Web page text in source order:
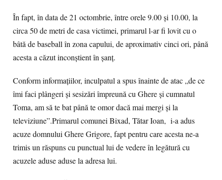
În fapt, în data de 21 octombrie, între orele 9.00 și 10.00, la
circa 50 de metri de casa victimei, primarul l-ar fi lovit cu o
bâtă de baseball în zona capului, de aproximativ cinci ori, până
acesta a căzut inconștient în șanț.
Conform informațiilor, inculpatul a spus înainte de atac „de ce
îmi faci plângeri și sesizări împreună cu Ghere și cumnatul
Toma, am să te bat până te omor dacă mai mergi și la
televiziune”.Primarul comunei Bixad, Tătar Ioan, i-a adus
acuze domnului Ghere Grigore, fapt pentru care acesta ne-a
trimis un răspuns cu punctual lui de vedere în legătură cu
acuzele aduse aduse la adresa lui.